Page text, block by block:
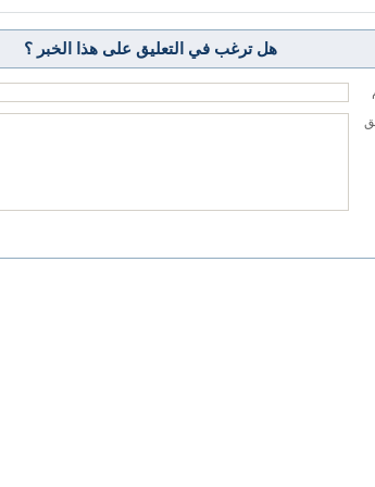
هل ترغب في التعليق على هذا الخبر ؟